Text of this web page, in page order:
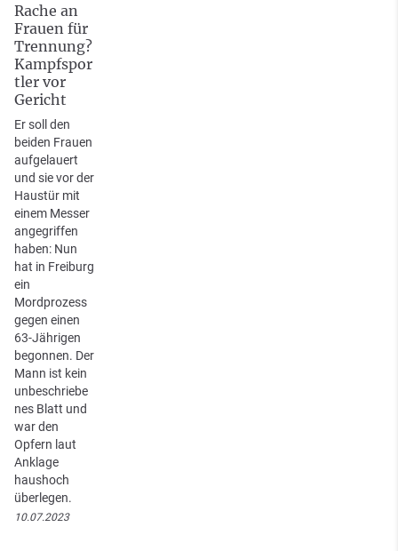
Rache an
Frauen für
Trennung?
Kampfspor
tler vor
Gericht
Er soll den
beiden Frauen
aufgelauert
und sie vor der
Haustür mit
einem Messer
angegriffen
haben: Nun
hat in Freiburg
ein
Mordprozess
gegen einen
63-Jährigen
begonnen. Der
Mann ist kein
unbeschriebe
nes Blatt und
war den
Opfern laut
Anklage
haushoch
überlegen.
10.07.2023